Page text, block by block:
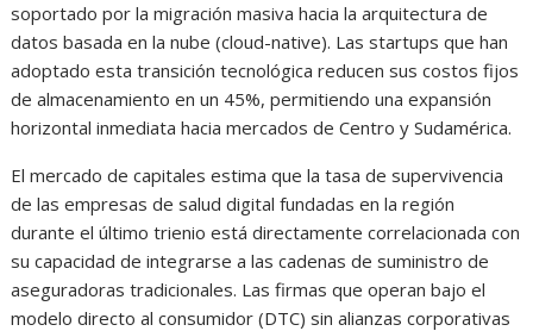
soportado por la migración masiva hacia la arquitectura de
datos basada en la nube (cloud-native). Las startups que han
adoptado esta transición tecnológica reducen sus costos fijos
de almacenamiento en un 45%, permitiendo una expansión
horizontal inmediata hacia mercados de Centro y Sudamérica.
El mercado de capitales estima que la tasa de supervivencia
de las empresas de salud digital fundadas en la región
durante el último trienio está directamente correlacionada con
su capacidad de integrarse a las cadenas de suministro de
aseguradoras tradicionales. Las firmas que operan bajo el
modelo directo al consumidor (DTC) sin alianzas corporativas